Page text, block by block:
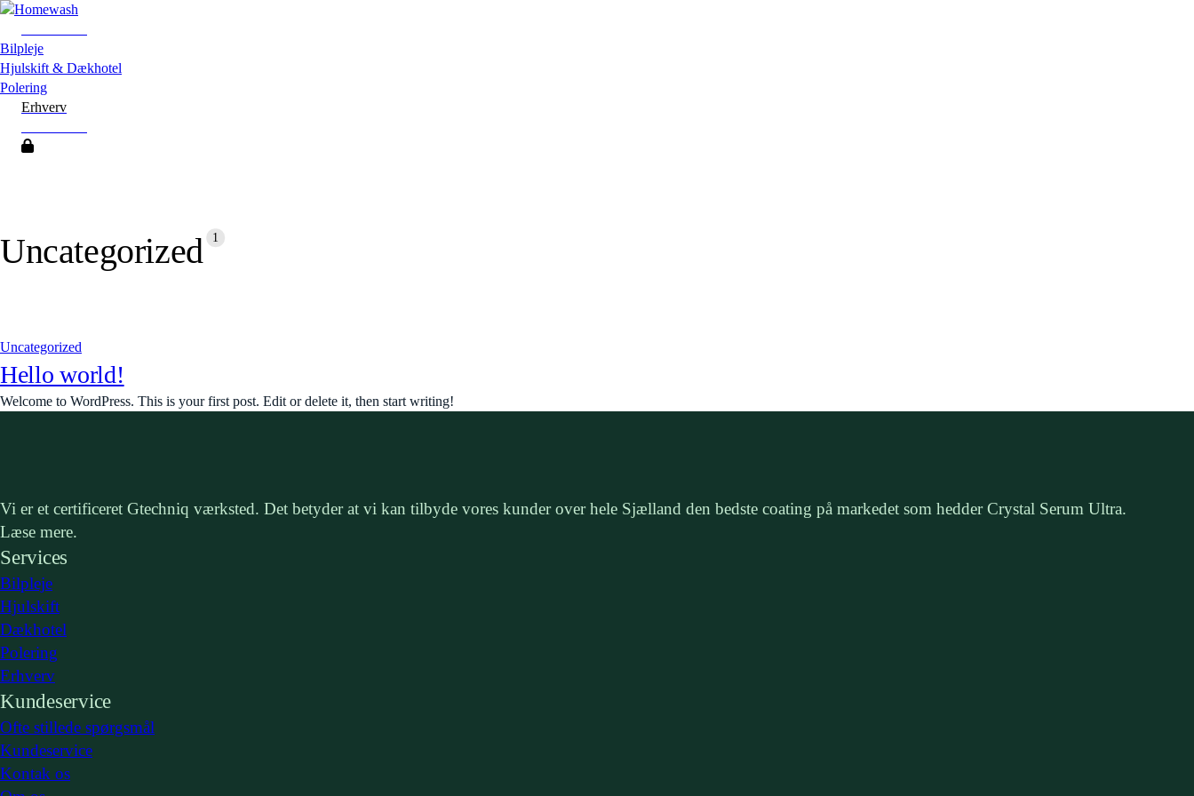
Skip
main
content
Menu
Bilpleje
Hjulskift & Dækhotel
Polering
Erhverv
Uncategorized 1
Uncategorized
Hello world!
Welcome to WordPress. This is your first post. Edit or delete it, then start writing!
Vi er et certificeret Gtechniq værksted. Det betyder at vi kan tilbyde vores kunder over hele Sjælland den bedste coating på markedet som hedder Crystal Serum Ultra.
Læse mere.
Services
Bilpleje
Hjulskift
Dækhotel
Polering
Erhverv
Kundeservice
Ofte stillede spørgsmål
Kundeservice
Kontak os